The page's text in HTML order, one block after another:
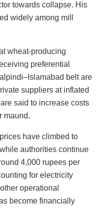
towards collapse. His
widely among mill
wheat-producing
preferential
belt are
suppliers at inflated
said to increase costs
maund.
have climbed to
authorities continue
4,000 rupees per
for electricity
operational
become financially